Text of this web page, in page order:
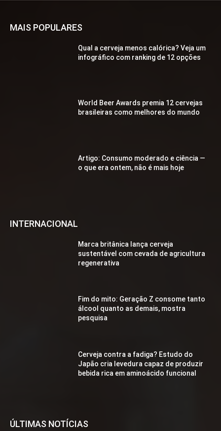
MAIS POPULARES
Qual a cerveja menos calórica? Veja um
infográfico com ranking de 12 opções
World Beer Awards premia 12 cervejas
brasileiras como melhores do mundo
Artigo: Consumo moderado e ciência —
o que era ontem, não é mais hoje
INTERNACIONAL
Marca britânica lança cerveja
sustentável com cevada de agricultura
regenerativa
Fim do mito: Geração Z consome tanto
álcool quanto as demais, mostra
pesquisa
Cerveja contra a fadiga? Estudo do
Japão cria levedura capaz de produzir
bebida rica em aminoácido funcional
ÚLTIMAS NOTÍCIAS